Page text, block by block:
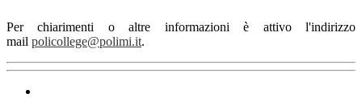
Per chiarimenti o altre informazioni è attivo l'indirizzo
mail policollege@polimi.it.